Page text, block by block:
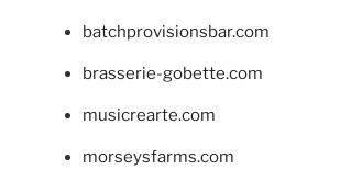
batchprovisionsbar.com
brasserie-gobette.com
musicrearte.com
morseysfarms.com